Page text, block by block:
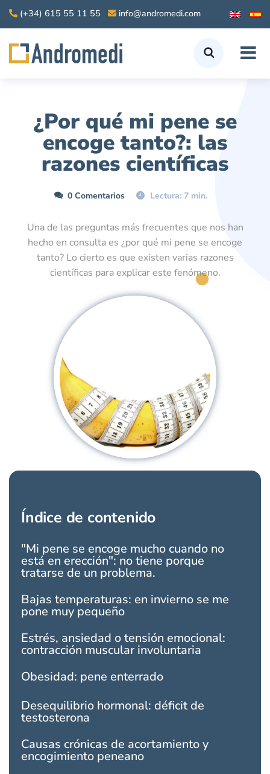
(+34) 615 55 11 55 info@andromedi.com
¿Por qué mi pene se
encoge tanto?: las
razones científicas
0 Comentarios Lectura: 7 min.
Una de las preguntas más frecuentes que nos han
hecho en consulta es ¿por qué mi pene se encoge
tanto? Lo cierto es que existen varias razones
científicas para explicar este fenómeno.
" />
Índice de contenido
"Mi pene se encoge mucho cuando no
está en erección": no tiene porque
tratarse de un problema.
Bajas temperaturas: en invierno se me
pone muy pequeño
Estrés, ansiedad o tensión emocional:
contracción muscular involuntaria
Obesidad: pene enterrado
Desequilibrio hormonal: déficit de
testosterona
Causas crónicas de acortamiento y
encogimiento peneano